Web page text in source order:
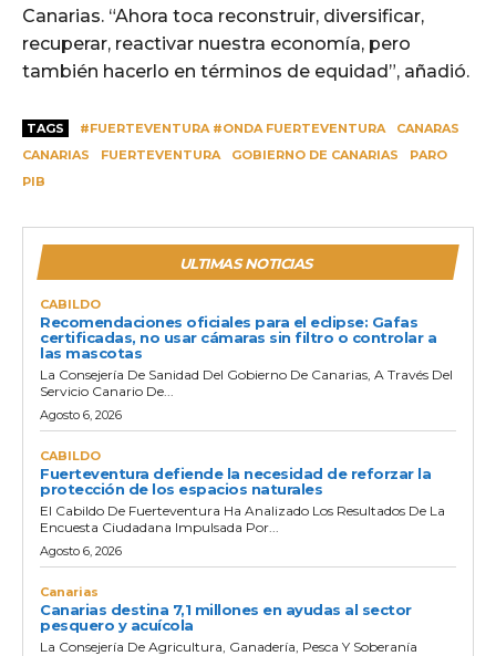
Canarias. “Ahora toca reconstruir, diversificar,
recuperar, reactivar nuestra economía, pero
también hacerlo en términos de equidad”, añadió.
TAGS #FUERTEVENTURA #ONDA FUERTEVENTURA
CANARAS
CANARIAS
FUERTEVENTURA GOBIERNO DE CANARIAS
PARO
PIB
ULTIMAS NOTICIAS
CABILDO
Recomendaciones oficiales para el eclipse: Gafas
certificadas, no usar cámaras sin filtro o controlar a
las mascotas
La Consejería De Sanidad Del Gobierno De Canarias, A Través Del
Servicio Canario De...
Agosto 6, 2026
CABILDO
Fuerteventura defiende la necesidad de reforzar la
protección de los espacios naturales
El Cabildo De Fuerteventura Ha Analizado Los Resultados De La
Encuesta Ciudadana Impulsada Por...
Agosto 6, 2026
Canarias
Canarias destina 7,1 millones en ayudas al sector
pesquero y acuícola
La Consejería De Agricultura, Ganadería, Pesca Y Soberanía